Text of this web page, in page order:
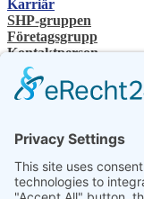
Karriär
SHP-gruppen
Företagsgrupp
Kontaktperson
Kontakt
Återförsäljare
SHP Expertis
Konfigurator
Välj ditt språk